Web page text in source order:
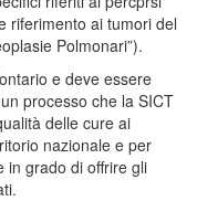
riferimento ai tumori del
Polmonari”).
e deve essere
processo che la SICT
delle cure ai
nazionale e per
in grado di offrire gli